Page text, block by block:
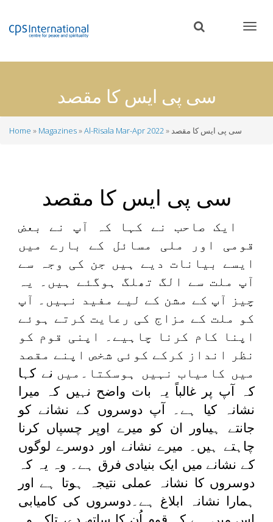
content
سی پی ایس کا مقصد
Home Magazines Al-Risala Mar-Apr 2022 سی پی ایس کا مقصد
سی پی ایس کا مقصد
ایک صاحب نے کہا کہ آپ نے بعض
قومی اور ملی مسائل کے بارے میں
ایسے بیانات دیے ہیں جن کی وجہ سے
آپ ملت سے الگ تھلگ ہوگئے ہیں۔ یہ
چیز آپ کے مشن کے لیے مفید نہیں۔ آپ
کو ملت کے مزاج کی رعایت کرتے ہوئے
اپنا کام کرنا چاہیے۔ اپنی قوم کو
نظر انداز کرکے کوئی شخص اپنے مقصد
میں کامیاب نہیں ہوسکتا۔میں نے کہا
کہ آپ پر غالباً یہ بات واضح نہیں کہ میرا
نشانہ کیا ہے۔ آپ دوسروں کے نشانے کو
جانتے ہیںاور ان کو میرے اوپر چسپاں کرنا
چاہتے ہیں۔ میرے نشانے اور دوسرے لوگوں
کے نشانے میں ایک بنیادی فرق ہے۔ وہ یہ کہ
دوسروں کا نشانہ عملی نتیجہ ہوتا ہے اور
ہمارا نشانہ ابلاغ ہے۔دوسروں کی کامیابی